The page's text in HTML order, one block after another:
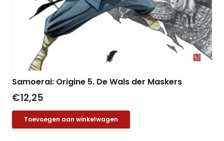
Samoerai: Origine 5. De Wals der Maskers
€12,25
Toevoegen aan winkelwagen